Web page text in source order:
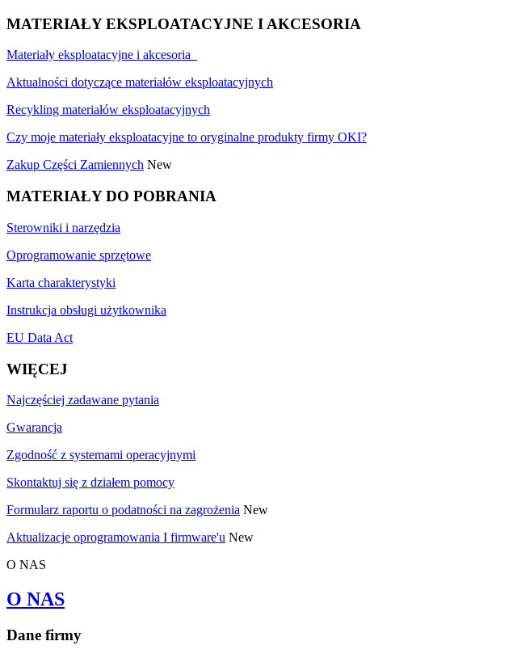
MATERIAŁY EKSPLOATACYJNE I AKCESORIA
Materiały eksploatacyjne i akcesoria
Aktualności dotyczące materiałów eksploatacyjnych
Recykling materiałów eksploatacyjnych
Czy moje materiały eksploatacyjne to oryginalne produkty firmy OKI?
Zakup Części Zamiennych New
MATERIAŁY DO POBRANIA
Sterowniki i narzędzia
Oprogramowanie sprzętowe
Karta charakterystyki
Instrukcja obsługi użytkownika
EU Data Act
WIĘCEJ
Najczęściej zadawane pytania
Gwarancja
Zgodność z systemami operacyjnymi
Skontaktuj się z działem pomocy
Formularz raportu o podatności na zagrożenia New
Aktualizacje oprogramowania I firmware'u New
O NAS
O NAS
Dane firmy